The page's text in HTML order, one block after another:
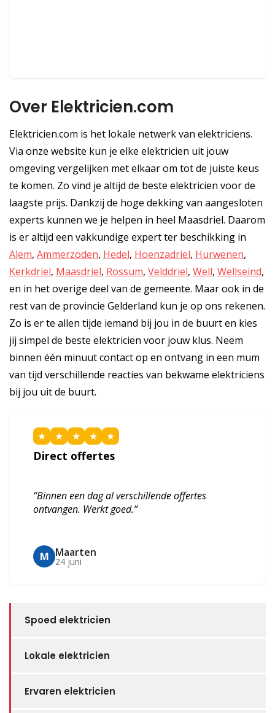
Over Elektricien.com
Elektricien.com is het lokale netwerk van elektriciens.
Via onze website kun je elke elektricien uit jouw
omgeving vergelijken met elkaar om tot de juiste keus
te komen. Zo vind je altijd de beste elektricien voor de
laagste prijs. Dankzij de hoge dekking van aangesloten
experts kunnen we je helpen in heel Maasdriel. Daarom
is er altijd een vakkundige expert ter beschikking in
Alem, Ammerzoden, Hedel, Hoenzadriel, Hurwenen,
Kerkdriel, Maasdriel, Rossum, Velddriel, Well, Wellseind,
en in het overige deel van de gemeente. Maar ook in de
rest van de provincie Gelderland kun je op ons rekenen.
Zo is er te allen tijde iemand bij jou in de buurt en kies
jij simpel de beste elektricien voor jouw klus. Neem
binnen één minuut contact op en ontvang in een mum
van tijd verschillende reacties van bekwame elektriciens
bij jou uit de buurt.
★ ★ ★ ★ ★
Direct offertes
“Binnen een dag al verschillende offertes
ontvangen. Werkt goed.”
M Maarten
24 juni
Spoed elektricien
Lokale elektricien
Ervaren elektricien